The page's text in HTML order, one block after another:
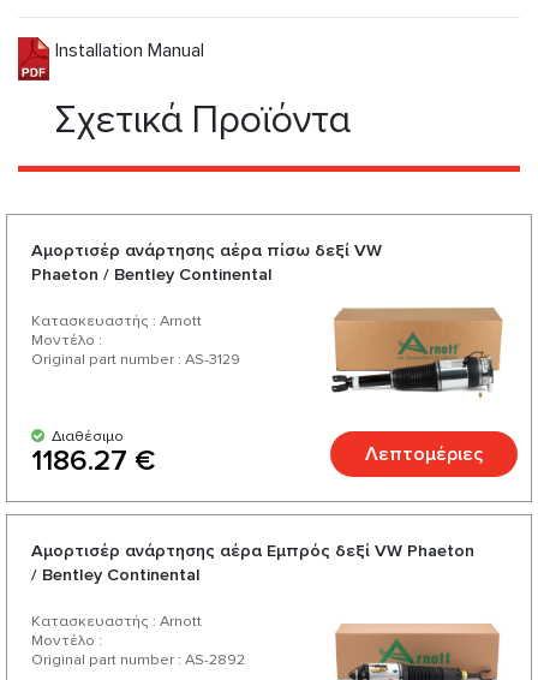
Installation Manual
Σχετικά Προϊόντα
Αμορτισέρ ανάρτησης αέρα πίσω δεξί VW
Phaeton / Bentley Continental
Κατασκευαστής : Arnott
Μοντέλο :
Original part number : AS-3129
Διαθέσιμο
1186.27 € Λεπτομέριες
Αμορτισέρ ανάρτησης αέρα Εμπρός δεξί VW Phaeton
/ Bentley Continental
Κατασκευαστής : Arnott
Μοντέλο :
Original part number : AS-2892